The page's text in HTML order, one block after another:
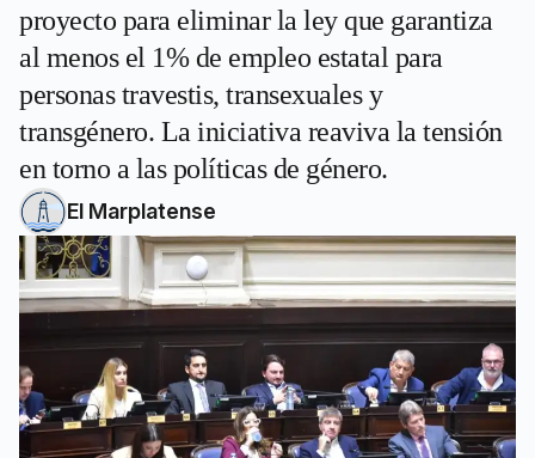
proyecto para eliminar la ley que garantiza
al menos el 1% de empleo estatal para
personas travestis, transexuales y
transgénero. La iniciativa reaviva la tensión
en torno a las políticas de género.
El Marplatense